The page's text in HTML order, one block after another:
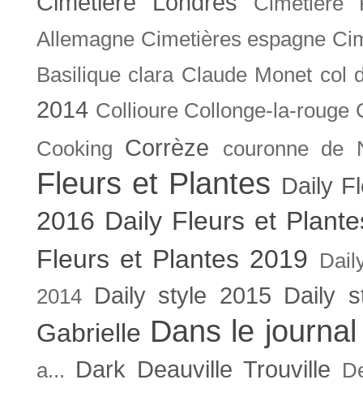
Allemagne Cimetières espagne
Basilique clara Claude Monet col
2014 Collioure Collonge-la-rouge
Cooking
Corrèze couronne de
Fleurs et Plantes Daily
2016 Daily Fleurs et
Fleurs et Plantes 2019
2014
Daily style 2015 Daily
Gabrielle Dans le journal
a... Dark Deauville Trouville